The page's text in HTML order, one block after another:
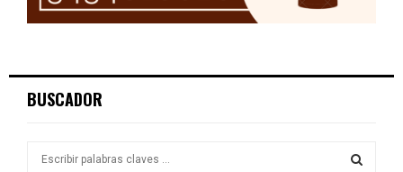
BUSCADOR